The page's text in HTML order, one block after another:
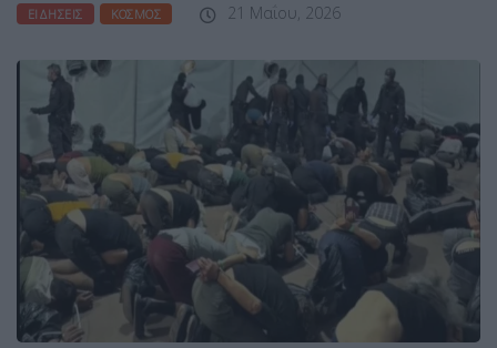
ΕΙΔΉΣΕΙΣ ΚΌΣΜΟΣ 21 Μαΐου, 2026